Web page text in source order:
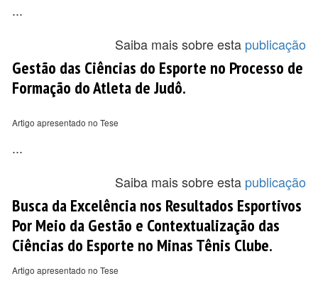
...
Saiba mais sobre esta publicação
Gestão das Ciências do Esporte no Processo de
Formação do Atleta de Judô.
Artigo apresentado no Tese
...
Saiba mais sobre esta publicação
Busca da Excelência nos Resultados Esportivos
Por Meio da Gestão e Contextualização das
Ciências do Esporte no Minas Tênis Clube.
Artigo apresentado no Tese